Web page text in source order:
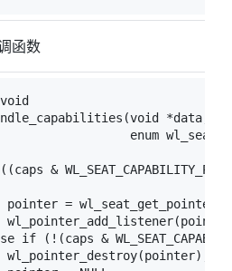
函数
void
(void *data,
enum
((caps &
pointer =
if (!(caps &
wl_pointer_destroy(pointer);